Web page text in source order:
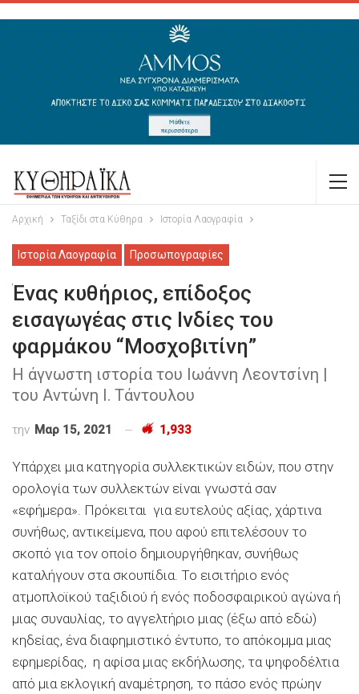
Αρχική Ταξίδι στα Κύθηρα Ιστορία Λαογραφία
Ιστορία Λαογραφία Προσωπογραφίες
Ένας κυθήριος, επίδοξος
εισαγωγέας στις Ινδίες του
φαρμάκου “Μοσχοβιτίνη”
Η άγνωστη ιστορία του Ιωάννη Λεοντσίνη |
του Αντώνη Ι. Τάντουλου
την Μαρ 15, 2021 1,933
Υπάρχει μια κατηγορία συλλεκτικών ειδών, που στην
ορολογία των συλλεκτών είναι γνωστά σαν
«εφήμερα». Πρόκειται για ευτελούς αξίας, χάρτινα
συνήθως, αντικείμενα, που αφού επιτελέσουν το
σκοπό για τον οποίο δημιουργήθηκαν, συνήθως
καταλήγουν στα σκουπίδια. Το εισιτήριο ενός
ατμοπλοϊκού ταξιδιού ή ενός ποδοσφαιρικού αγώνα ή
μιας συναυλίας, το αγγελτήριο μιας (έξω από εδώ)
κηδείας, ένα διαφημιστικό έντυπο, το απόκομμα μιας
εφημερίδας, η αφίσα μιας εκδήλωσης, τα ψηφοδέλτια
από μια εκλογική αναμέτρηση, το πάσο ενός πρώην